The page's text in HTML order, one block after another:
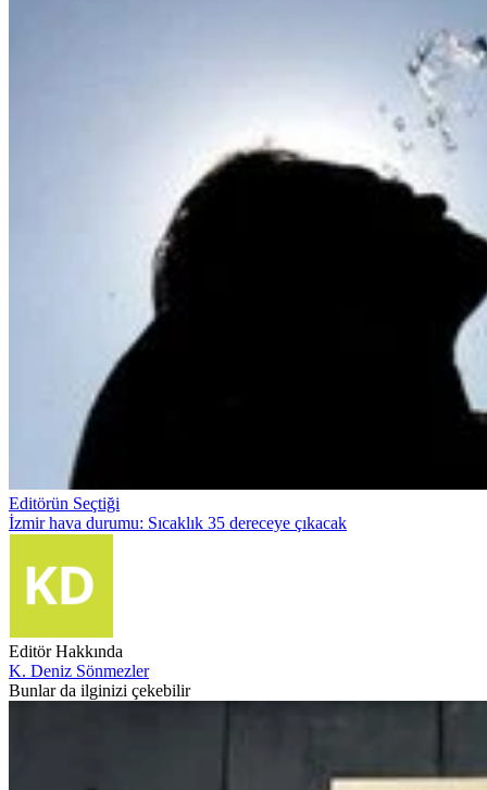
Editörün Seçtiği
İzmir hava durumu: Sıcaklık 35 dereceye çıkacak
Editör Hakkında
K. Deniz Sönmezler
Bunlar da ilginizi çekebilir